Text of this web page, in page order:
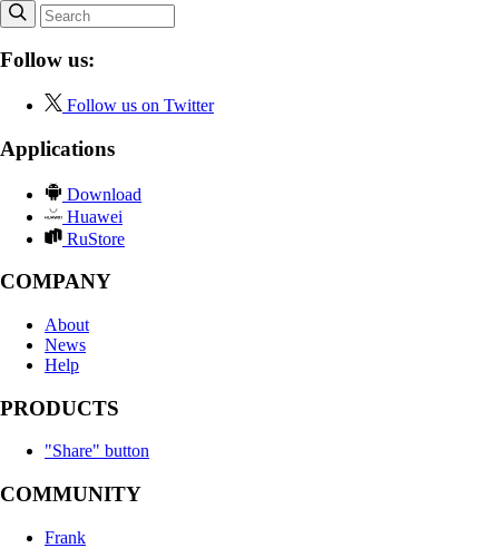
Follow us:
Follow us on Twitter
Applications
Download
Huawei
RuStore
COMPANY
About
News
Help
PRODUCTS
"Share" button
COMMUNITY
Frank